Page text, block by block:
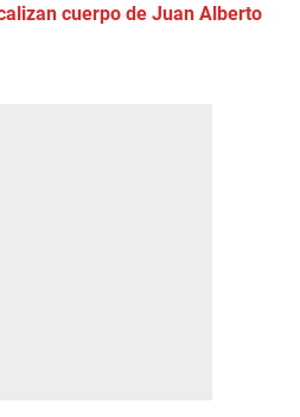
cuerpo de Juan Alberto